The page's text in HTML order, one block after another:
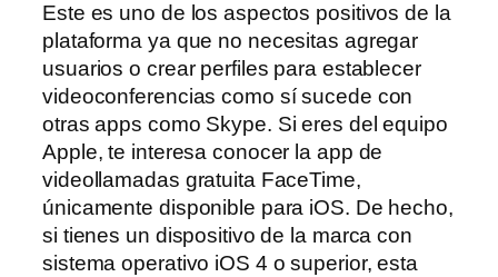
Este es uno de los aspectos positivos de la
plataforma ya que no necesitas agregar
usuarios o crear perfiles para establecer
videoconferencias como sí sucede con
otras apps como Skype. Si eres del equipo
Apple, te interesa conocer la app de
videollamadas gratuita FaceTime,
únicamente disponible para iOS. De hecho,
si tienes un dispositivo de la marca con
sistema operativo iOS 4 o superior, esta